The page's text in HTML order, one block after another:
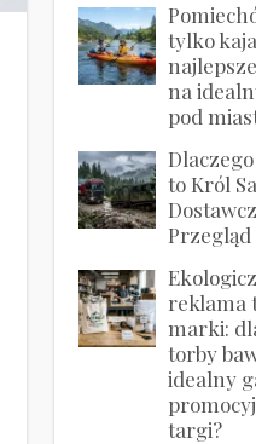
tylko
na
pod
to Król
reklama
marki:
torby
idealny
targi?